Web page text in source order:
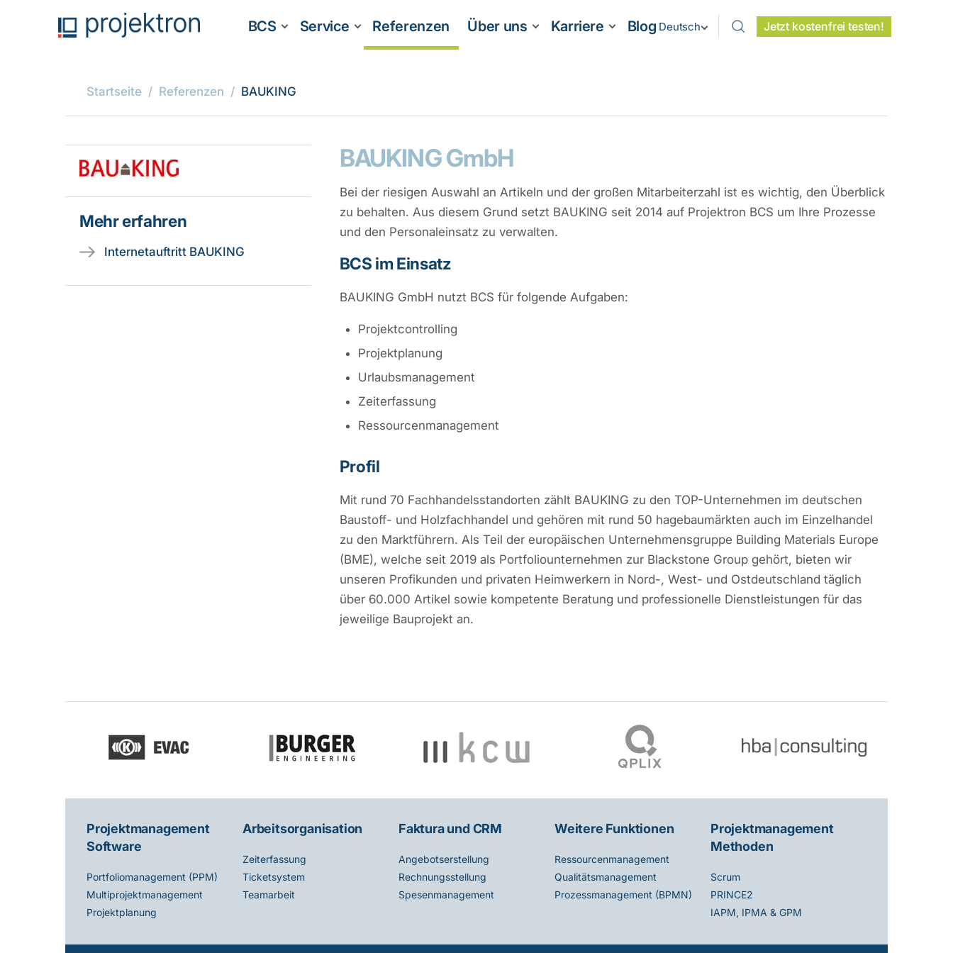
Deutsch Jetzt kostenfrei testen!
BCS Service Referenzen Über uns Karriere Blog
Startseite Referenzen BAUKING
BAUKING GmbH
Bei der riesigen Auswahl an Artikeln und der großen Mitarbeiterzahl ist es wichtig, den Überblick
zu behalten. Aus diesem Grund setzt BAUKING seit 2014 auf Projektron BCS um Ihre Prozesse
und den Personaleinsatz zu verwalten.
BCS im Einsatz
BAUKING GmbH nutzt BCS für folgende Aufgaben:
Projektcontrolling
Projektplanung
Urlaubsmanagement
Zeiterfassung
Ressourcenmanagement
Profil
Mit rund 70 Fachhandelsstandorten zählt BAUKING zu den TOP-Unternehmen im deutschen
Baustoff- und Holzfachhandel und gehören mit rund 50 hagebaumärkten auch im Einzelhandel
zu den Marktführern. Als Teil der europäischen Unternehmensgruppe Building Materials Europe
(BME), welche seit 2019 als Portfoliounternehmen zur Blackstone Group gehört, bieten wir
unseren Profikunden und privaten Heimwerkern in Nord-, West- und Ostdeutschland täglich
über 60.000 Artikel sowie kompetente Beratung und professionelle Dienstleistungen für das
jeweilige Bauprojekt an.
Mehr erfahren
Internetauftritt BAUKING
Projektmanagement
Software
Portfoliomanagement (PPM)
Multiprojektmanagement
Projektplanung
Arbeitsorganisation
Zeiterfassung
Ticketsystem
Teamarbeit
Faktura und CRM
Angebotserstellung
Rechnungsstellung
Spesenmanagement
Weitere Funktionen
Ressourcenmanagement
Qualitätsmanagement
Prozessmanagement (BPMN)
Projektmanagement
Methoden
Scrum
PRINCE2
IAPM, IPMA & GPM